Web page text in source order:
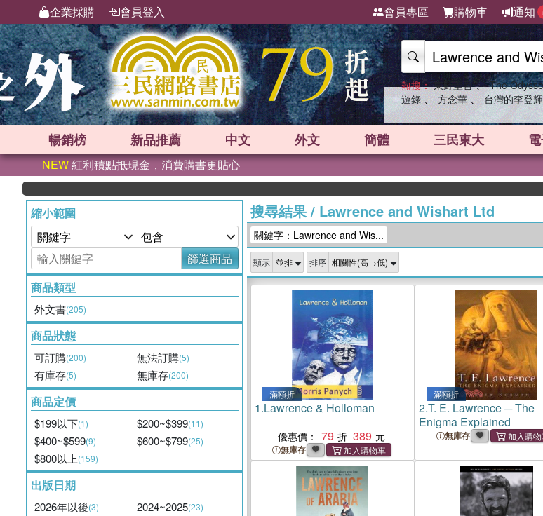
企業採購 會員登入 會員專區 購物車 通知
熱搜： 東野圭吾 、 The
遊錄 、 方念華 、 台灣的李登
暢銷榜 新品推薦 中文 外文 簡體 三民東大
NEW紅利積點抵現金，消費購書更貼心
英國
縮小範圍
篩選商品
商品類型
外文書(205)
商品狀態
可訂購(200) 無法訂購(5)
有庫存(5) 無庫存(200)
商品定價
$199以下(1) $200~$399(11)
$400~$599(9) $600~$799(25)
$800以上(159)
出版日期
2026年以後(3) 2024~2025(23)
搜尋結果/ Lawrence and Wishart Ltd
關鍵字：Lawrence and Wis...
顯示 排序
滿額折
1.Lawrence & Holloman
優惠價： 79 389
無庫存
滿額折
2.T. E. Lawrence ─ The
Enigma Explained
無庫存